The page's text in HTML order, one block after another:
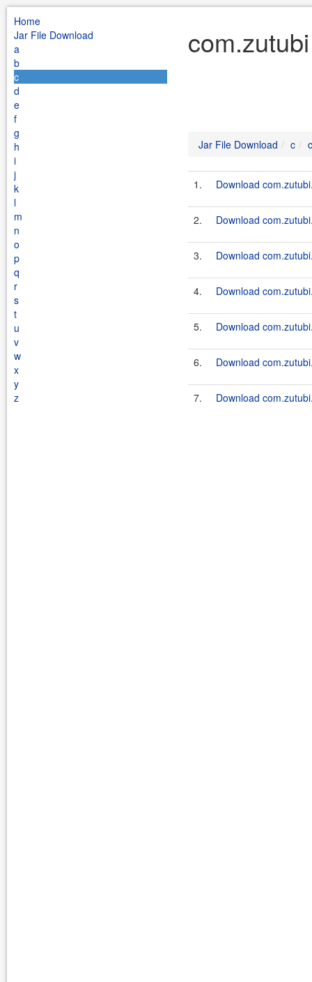
Home
Jar File Download
a
b
c
d
e
f
g
h
i
j
k
l
m
n
o
p
q
r
s
t
u
v
w
x
y
z
Jar File Download c
1. Download
2. Download
3. Download
4. Download
5. Download
6. Download
7. Download